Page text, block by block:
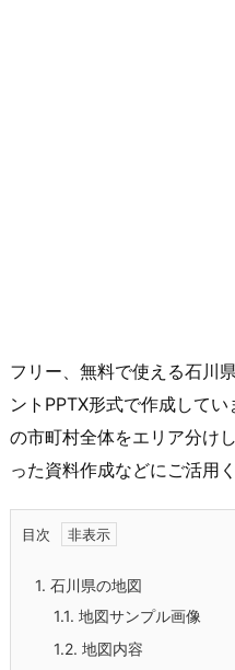
フリー、無料で使える石川
ントPPTX形式で作成してい
の市町村全体をエリア分け
った資料作成などにご活用く
目次
1. 石川県の地図
1.1. 地図サンプル画像
1.2. 地図内容